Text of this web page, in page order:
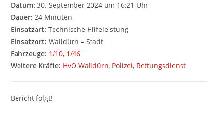
Datum: 30. September 2024 um 16:21 Uhr
Dauer: 24 Minuten
Einsatzart: Technische Hilfeleistung
Einsatzort: Walldürn – Stadt
Fahrzeuge: 1/10, 1/46
Weitere Kräfte: HvO Walldürn, Polizei, Rettungsdienst
Bericht folgt!